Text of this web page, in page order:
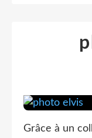
Grâce à un